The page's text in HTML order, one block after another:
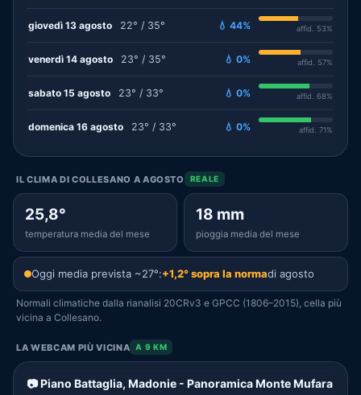
giovedì 13 agosto 22° / 35° 💧 44% affid. 53%
venerdì 14 agosto 23° / 35° 💧 0% affid. 57%
sabato 15 agosto 23° / 33° 💧 0% affid. 68%
domenica 16 agosto 23° / 33° 💧 0% affid. 71%
IL CLIMA DI COLLESANO A AGOSTO REALE
25,8°
temperatura media del mese
18 mm
pioggia media del mese
Oggi media prevista ~27°:+1,2° sopra la normadi agosto
Normali climatiche dalla rianalisi 20CRv3 e GPCC (1806–2015), cella più
vicina a Collesano.
LA WEBCAM PIÙ VICINA A 9 KM
📷 Piano Battaglia, Madonie - Panoramica Monte Mufara